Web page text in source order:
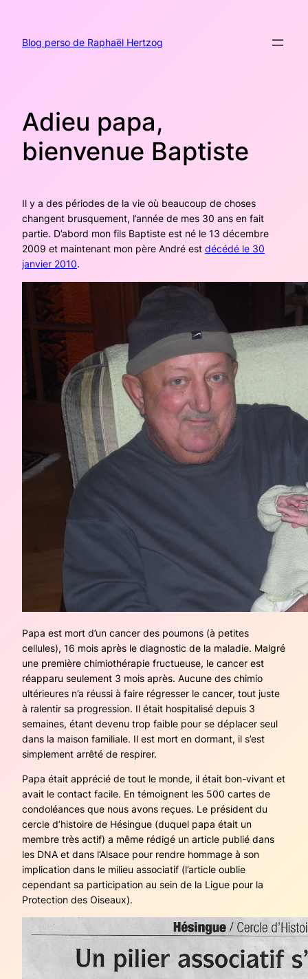
contenu
Blog perso de Raphaël Hertzog
Adieu papa,
bienvenue Baptiste
Il y a des périodes de la vie où beaucoup de choses
changent brusquement, l’année de mes 30 ans en fait
partie. D’abord mon fils Baptiste est né le 13 décembre
2009 et maintenant mon père André est décédé le 30
janvier 2010.
Papa est mort d’un cancer des poumons (à petites
cellules), 16 mois après le diagnostic de la maladie. Malgré
une première chimiothérapie fructueuse, le cancer est
réapparu seulement 3 mois après. Aucune des chimio
ultérieures n’a réussi à faire régresser le cancer, tout juste
à ralentir sa progression. Il était hospitalisé depuis 3
semaines, étant devenu trop faible pour se déplacer seul
dans la maison familiale. Il est mort en dormant, il s’est
simplement arrêté de respirer.
Papa était apprécié de tout le monde, il était bon-vivant et
avait le contact facile. En témoignent les 500 cartes de
condoléances que nous avons reçues. Le président du
cercle d’histoire de Hésingue (duquel papa était un
membre très actif) a même rédigé un article publié dans
les DNA et dans l’Alsace pour rendre hommage à son
implication dans le milieu associatif (l’article oublie
cependant sa participation au sein de la Ligue pour la
Protection des Oiseaux).